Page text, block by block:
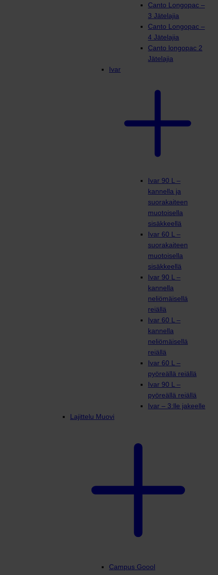
Canto Longopac –
3 Jätelajia
Canto Longopac –
4 Jätelajia
Canto longopac 2
Jätelajia
Ivar
Ivar 90 L –
kannella ja
suorakaiteen
muotoisella
sisäkkeellä
Ivar 60 L –
suorakaiteen
muotoisella
sisäkkeellä
Ivar 90 L –
kannella
neliömäisellä
reiällä
Ivar 60 L –
kannella
neliömäisellä
reiällä
Ivar 60 L –
pyöreällä reiällä
Ivar 90 L –
pyöreällä reiällä
Ivar – 3:lle jakeelle
Lajittelu Muovi
Campus Goool